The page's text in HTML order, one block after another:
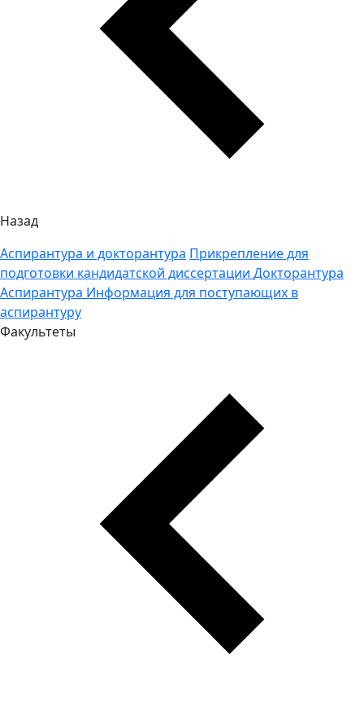
Назад
Аспирантура и докторантура Прикрепление для
подготовки кандидатской диссертации Докторантура
Аспирантура Информация для поступающих в
аспирантуру
Факультеты